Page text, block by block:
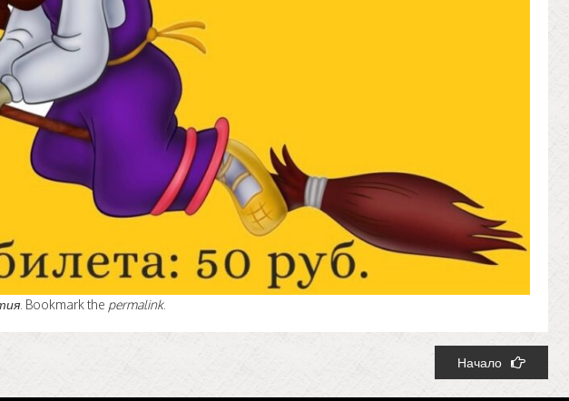
. Bookmark the permalink.
Начало